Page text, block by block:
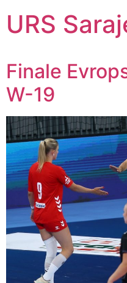
URS
Finale
W-19